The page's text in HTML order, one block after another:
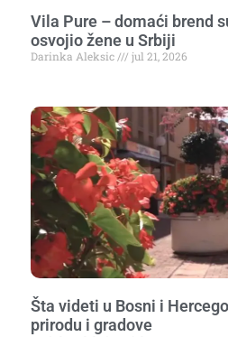
Vila Pure – domaći brend
osvojio žene u Srbiji
Darinka Aleksic jul 21, 2026
Šta videti u Bosni i
prirodu i gradove